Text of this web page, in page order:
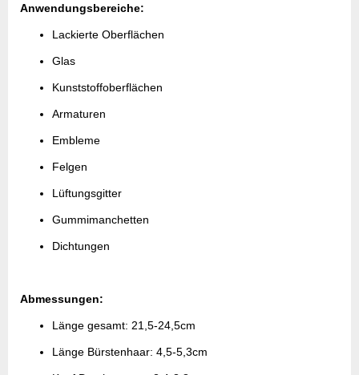
Anwendungsbereiche:
Lackierte Oberflächen
Glas
Kunststoffoberflächen
Armaturen
Embleme
Felgen
Lüftungsgitter
Gummimanchetten
Dichtungen
Abmessungen:
Länge gesamt: 21,5-24,5cm
Länge Bürstenhaar: 4,5-5,3cm